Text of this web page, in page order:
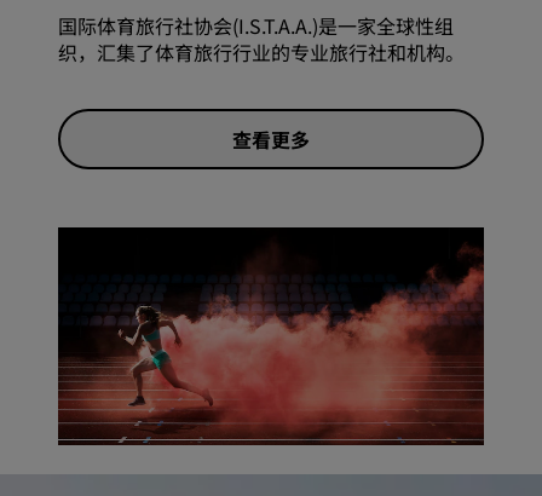
国际体育旅行社协会(I.S.T.A.A.)是一家全球性组
织，汇集了体育旅行行业的专业旅行社和机构。
查看更多